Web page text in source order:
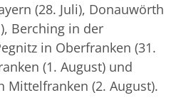
(28. Juli), Donauwörth
Berching in der
in Oberfranken (31.
(1. August) und
Mittelfranken (2. August).